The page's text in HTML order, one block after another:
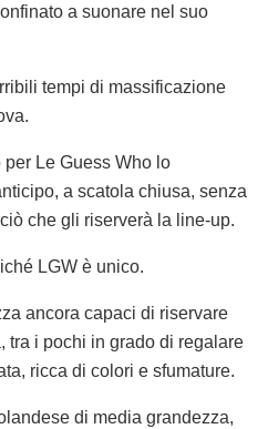
a suonare nel suo
tempi di massificazione
per Le Guess Who lo
a scatola chiusa, senza
che gli riserverà la line-up.
LGW è unico.
ancora capaci di riservare
tra i pochi in grado di regalare
ricca di colori e sfumature.
di media grandezza,